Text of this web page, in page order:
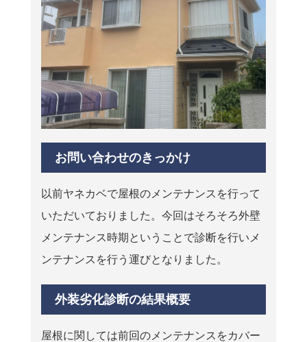
お問い合わせのきっかけ
以前ヤネカベで屋根のメンテナンスを行って
いただいておりました。今回はそろそろ外壁
メンテナンス時期ということで診断を行いメ
ンテナンスを行う運びとなりました。
外装劣化診断の結果概要
屋根に関しては前回のメンテナンスをカバー